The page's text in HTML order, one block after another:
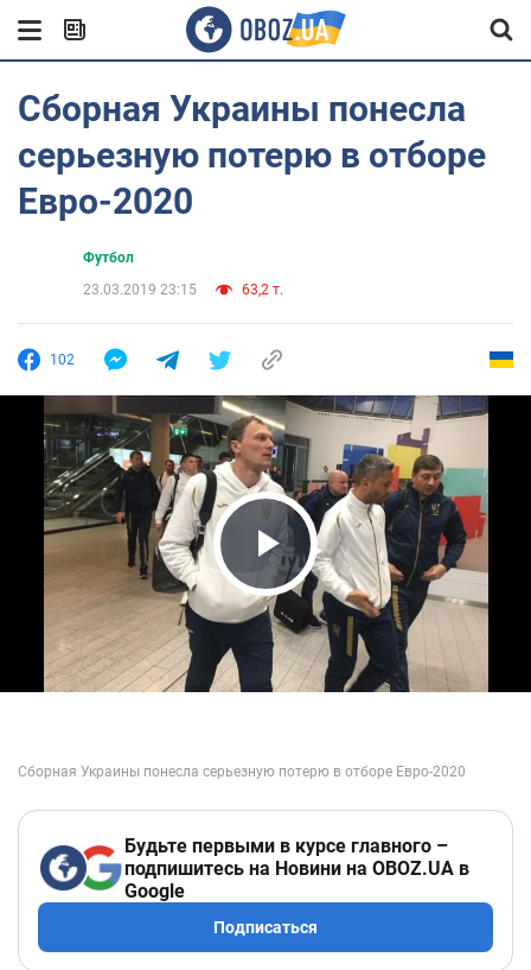
Сборная Украины понесла
серьезную потерю в отборе
Евро-2020
Футбол
23.03.2019 23:15
63,2 т.
102
Play Video
Будьте первыми в курсе главного –
подпишитесь на Новини на OBOZ.UA в
Google
Подписаться